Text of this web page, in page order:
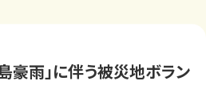
豪雨」に伴う被災地ボラン